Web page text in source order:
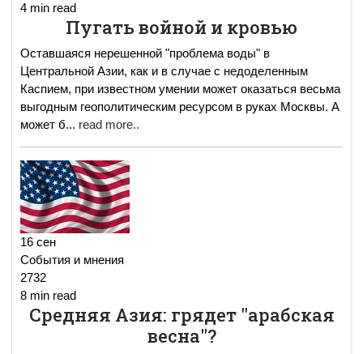
4 min read
Пугать войной и кровью
Оставшаяся нерешенной "проблема воды" в
Центральной Азии, как и в случае с недоделенным
Каспием, при известном умении может оказаться весьма
выгодным геополитическим ресурсом в руках Москвы. А
может б... read more..
16 сен
События и мнения
2732
8 min read
Средняя Азия: грядет "арабская
весна"?